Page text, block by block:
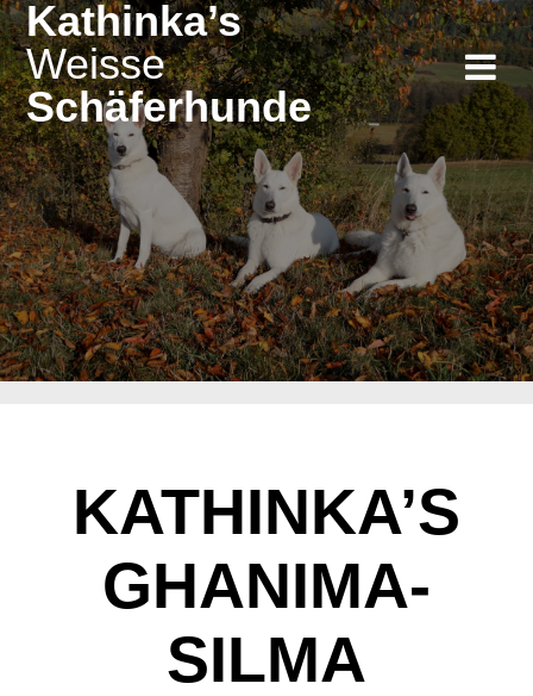
Zum
Inhalt
springen
Kathinka’s
Weisse
Schäferhunde
KATHINKA’S
GHANIMA-
SILMA